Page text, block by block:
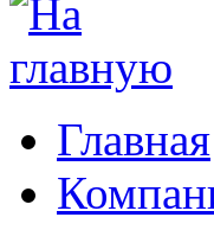
Главная